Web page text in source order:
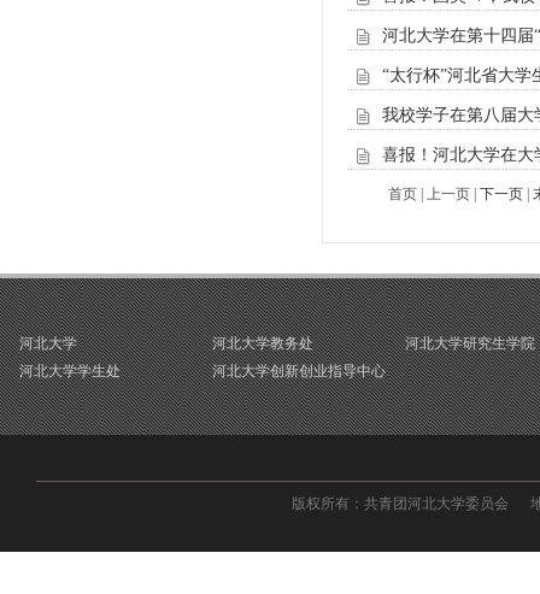
河北大学在第十四届
“太行杯”河北省大
我校学子在第八届
喜报！河北大学在
首页 | 上一页 | 下一页
河北大学 河北大学教务处
河北大学研究生学院
河北大学学生处
河北大学创新创业指导中心
版权所有：共青团河北大学委员会